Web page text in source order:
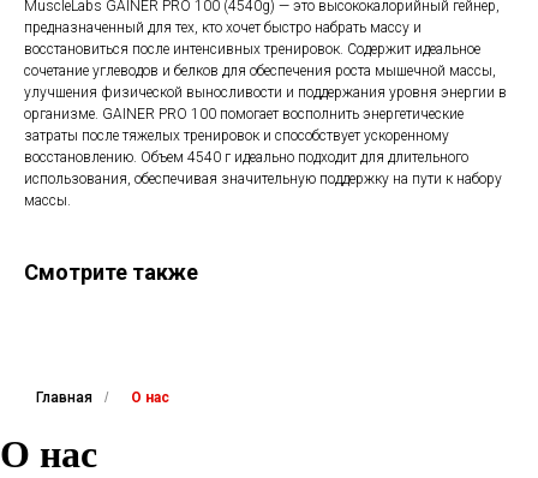
MuscleLabs GAINER PRO 100 (4540g) — это высококалорийный гейнер,
предназначенный для тех, кто хочет быстро набрать массу и
восстановиться после интенсивных тренировок. Содержит идеальное
сочетание углеводов и белков для обеспечения роста мышечной массы,
улучшения физической выносливости и поддержания уровня энергии в
организме. GAINER PRO 100 помогает восполнить энергетические
затраты после тяжелых тренировок и способствует ускоренному
восстановлению. Объем 4540 г идеально подходит для длительного
использования, обеспечивая значительную поддержку на пути к набору
массы.
Смотрите также
Главная / О нас
О нас